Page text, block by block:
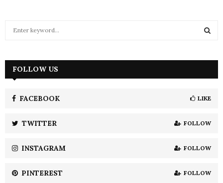
h
H
FOLLOW US
FACEBOOK LIKE
TWITTER FOLLOW
INSTAGRAM FOLLOW
PINTEREST FOLLOW